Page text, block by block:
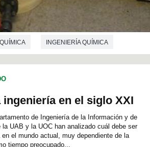
QUÍMICA INGENIERÍA QUÍMICA
ingeniería en el siglo XXI
de Ingeniería de la Información y de
la UAB y la UOC han analizado cuál debe ser
el mundo actual, muy dependiente de la
tiempo preocupado...